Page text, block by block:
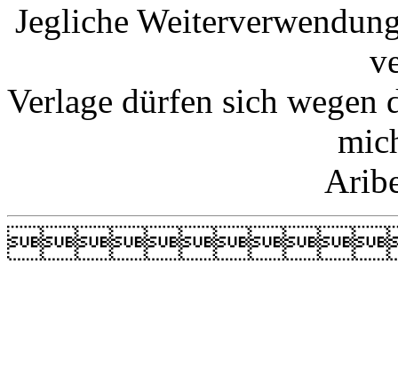
Jegliche
Verlage dürfen sich wegen